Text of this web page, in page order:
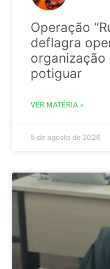
Operação
deflagra
organização
potiguar
VER MATÉRIA »
5 de agosto de 2026